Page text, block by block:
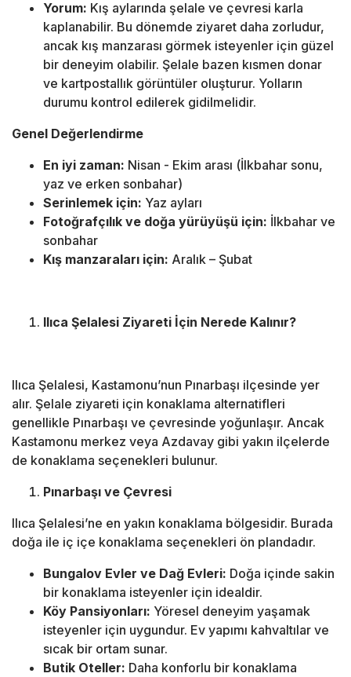
Yorum: Kış aylarında şelale ve çevresi karla
kaplanabilir. Bu dönemde ziyaret daha zorludur,
ancak kış manzarası görmek isteyenler için güzel
bir deneyim olabilir. Şelale bazen kısmen donar
ve kartpostallık görüntüler oluşturur. Yolların
durumu kontrol edilerek gidilmelidir.
Genel Değerlendirme
En iyi zaman: Nisan - Ekim arası (İlkbahar sonu,
yaz ve erken sonbahar)
Serinlemek için: Yaz ayları
Fotoğrafçılık ve doğa yürüyüşü için: İlkbahar ve
sonbahar
Kış manzaraları için: Aralık – Şubat
Ilıca Şelalesi Ziyareti İçin Nerede Kalınır?
Ilıca Şelalesi, Kastamonu’nun Pınarbaşı ilçesinde yer
alır. Şelale ziyareti için konaklama alternatifleri
genellikle Pınarbaşı ve çevresinde yoğunlaşır. Ancak
Kastamonu merkez veya Azdavay gibi yakın ilçelerde
de konaklama seçenekleri bulunur.
Pınarbaşı ve Çevresi
Ilıca Şelalesi’ne en yakın konaklama bölgesidir. Burada
doğa ile iç içe konaklama seçenekleri ön plandadır.
Bungalov Evler ve Dağ Evleri: Doğa içinde sakin
bir konaklama isteyenler için idealdir.
Köy Pansiyonları: Yöresel deneyim yaşamak
isteyenler için uygundur. Ev yapımı kahvaltılar ve
sıcak bir ortam sunar.
Butik Oteller: Daha konforlu bir konaklama